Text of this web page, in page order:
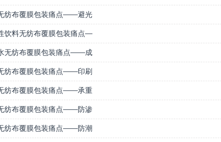
纺布覆膜包装痛点——避光
饮料无纺布覆膜包装痛点—
无纺布覆膜包装痛点——成
纺布覆膜包装痛点——印刷
纺布覆膜包装痛点——承重
纺布覆膜包装痛点——防渗
纺布覆膜包装痛点——防潮